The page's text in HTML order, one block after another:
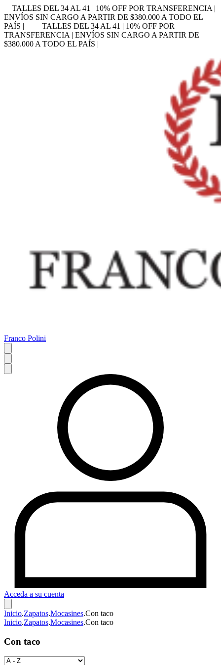
TALLES DEL 34 AL 41 | 10% OFF POR TRANSFERENCIA |
ENVÍOS SIN CARGO A PARTIR DE $380.000 A TODO EL
PAÍS |
TALLES DEL 34 AL 41 | 10% OFF POR
TRANSFERENCIA | ENVÍOS SIN CARGO A PARTIR DE
$380.000 A TODO EL PAÍS |
Franco Polini
Acceda a su cuenta
Inicio.Zapatos.Mocasines.Con taco
Inicio.Zapatos.Mocasines.Con taco
Con taco